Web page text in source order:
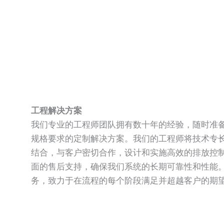
工程解决方案
我们专业的工程师团队拥有数十年的经验，随时准
规格要求的定制解决方案。我们的工程师将技术专
结合，与客户密切合作，设计和实施高效的排放控
面的售后支持，确保我们系统的长期可靠性和性能
务，致力于在流程的每个阶段满足并超越客户的期